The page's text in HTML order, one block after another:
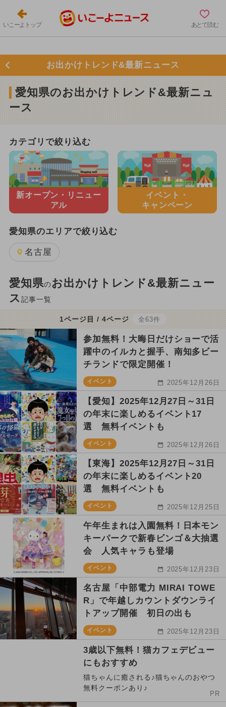
いこーよトップ あとで読む
お出かけトレンド&最新ニュース
愛知県のお出かけトレンド&最新ニュ
ース
カテゴリで絞り込む
新オープン・ リニュー
アル
イベント・
キャンペーン
愛知県のエリアで絞り込む
名古屋
愛知県のお出かけトレンド&最新ニュー
ス 記事一覧
1ページ目 / 4ページ 全63件
参加無料！大晦日だけショーで活
躍中のイルカと握手、南知多ビー
チランドで限定開催！
イベント 2025年12月26日
【愛知】2025年12月27日～31日
の年末に楽しめるイベント17
選 無料イベントも
イベント 2025年12月26日
【東海】2025年12月27日～31日
の年末に楽しめるイベント20
選 無料イベントも
イベント 2025年12月25日
午年生まれは入園無料！日本モン
キーパークで新春ビンゴ＆大抽選
会 人気キャラも登場
イベント 2025年12月23日
名古屋「中部電力 MIRAI TOWE
R」で年越しカウントダウンライ
トアップ開催 初日の出も
イベント 2025年12月23日
3歳以下無料！猫カフェデビュー
にもおすすめ
猫ちゃんに癒される♪猫ちゃんのおやつ
無料クーポンあり♪
PR